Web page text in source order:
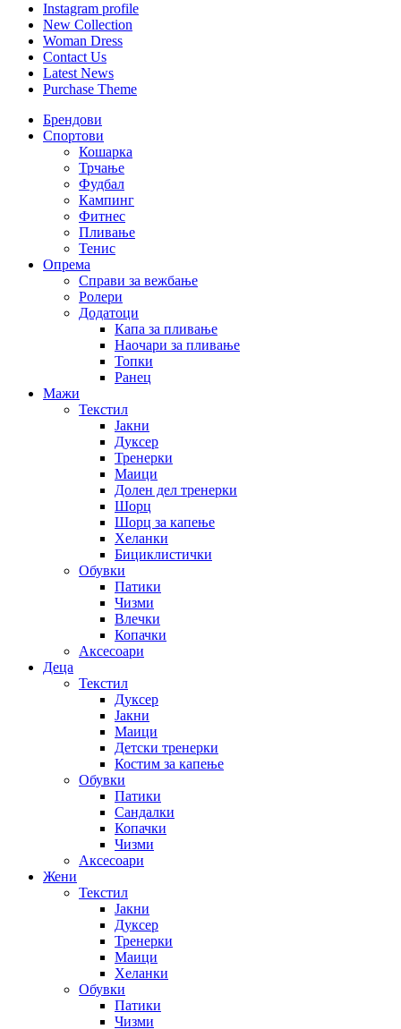
Instagram profile
New Collection
Woman Dress
Contact Us
Latest News
Purchase Theme
Брендови
Спортови
Кошарка
Трчање
Фудбал
Кампинг
Фитнес
Пливање
Тенис
Опрема
Справи за вежбање
Ролери
Додатоци
Капа за пливање
Наочари за пливање
Топки
Ранец
Мажи
Текстил
Јакни
Дуксер
Тренерки
Маици
Долен дел тренерки
Шорц
Шорц за капење
Хеланки
Бициклистички
Обувки
Патики
Чизми
Влечки
Копачки
Аксесоари
Деца
Текстил
Дуксер
Јакни
Маици
Детски тренерки
Костим за капење
Обувки
Патики
Сандалки
Копачки
Чизми
Аксесоари
Жени
Текстил
Јакни
Дуксер
Тренерки
Маици
Хеланки
Обувки
Патики
Чизми